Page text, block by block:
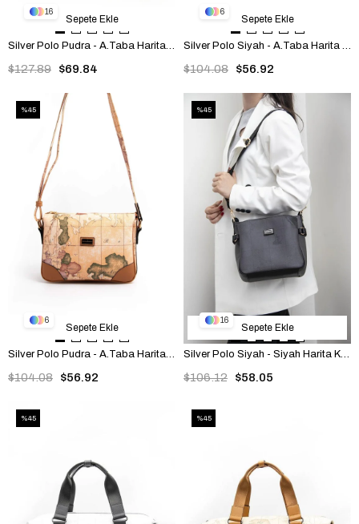
16
Silver Polo Pudra - A.Taba Harita Kadın Seyahat Çantası SP1064
$69.84
$127.89
Sepete Ekle
6
Silver Polo Siyah - A.Taba Harita Kadın Çapraz Çanta SP784
$56.92
$104.08
Sepete Ekle
6
Silver Polo Pudra - A.Taba Harita Kadın Çapraz Çanta SP784
$56.92
$104.08
Sepete Ekle
%45
16
Silver Polo Siyah - Siyah Harita Kadın Çapraz Çanta SP884
$58.05
$106.12
Sepete Ekle
%45
%45 %45